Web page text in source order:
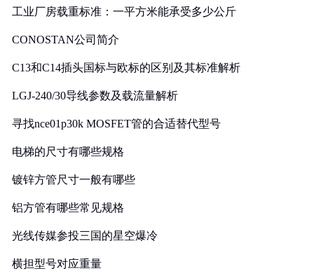
工业厂房载重标准：一平方米能承受多少公斤
CONOSTAN公司简介
C13和C14插头国标与欧标的区别及其标准解析
LGJ-240/30导线参数及载流量解析
寻找nce01p30k MOSFET管的合适替代型号
电梯的尺寸有哪些规格
镀锌方管尺寸一般有哪些
铝方管有哪些常见规格
光线传媒参投三国的星空爆冷
横担型号对应重量